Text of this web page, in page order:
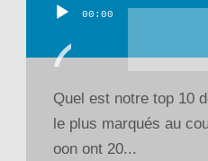
Lecteur
audio
00:00
Quel est notre top 10
le plus marqués au
oon ont 20...